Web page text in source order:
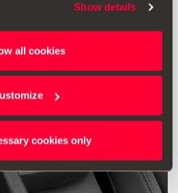
Show details
all cookies
cookies only